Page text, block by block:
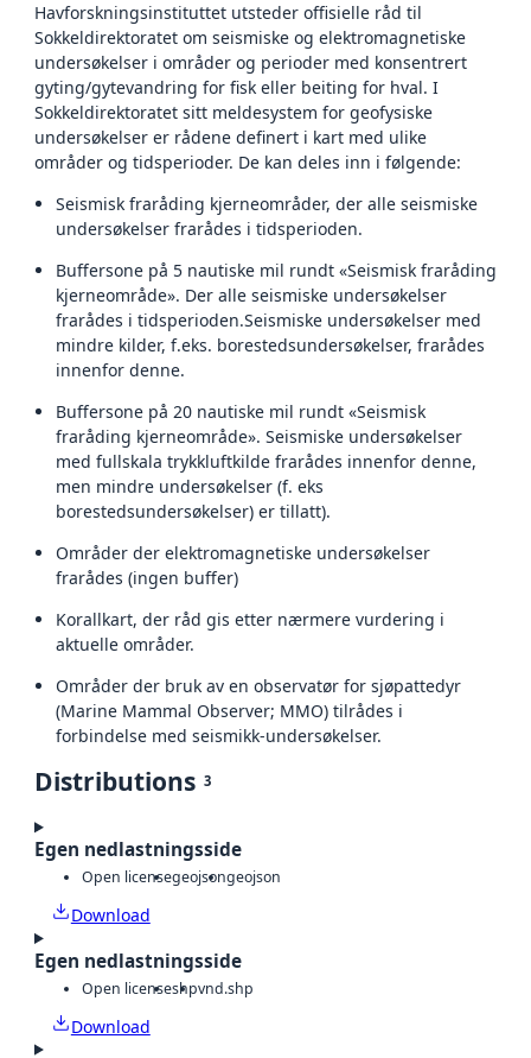
Havforskningsinstituttet utsteder offisielle råd til
Sokkeldirektoratet om seismiske og elektromagnetiske
undersøkelser i områder og perioder med konsentrert
gyting/gytevandring for fisk eller beiting for hval. I
Sokkeldirektoratet sitt meldesystem for geofysiske
undersøkelser er rådene definert i kart med ulike
områder og tidsperioder. De kan deles inn i følgende:
Seismisk fraråding kjerneområder, der alle seismiske
undersøkelser frarådes i tidsperioden.
Buffersone på 5 nautiske mil rundt «Seismisk fraråding
kjerneområde». Der alle seismiske undersøkelser
frarådes i tidsperioden.Seismiske undersøkelser med
mindre kilder, f.eks. borestedsundersøkelser, frarådes
innenfor denne.
Buffersone på 20 nautiske mil rundt «Seismisk
fraråding kjerneområde». Seismiske undersøkelser
med fullskala trykkluftkilde frarådes innenfor denne,
men mindre undersøkelser (f. eks
borestedsundersøkelser) er tillatt).
Områder der elektromagnetiske undersøkelser
frarådes (ingen buffer)
Korallkart, der råd gis etter nærmere vurdering i
aktuelle områder.
Områder der bruk av en observatør for sjøpattedyr
(Marine Mammal Observer; MMO) tilrådes i
forbindelse med seismikk-undersøkelser.
Distributions 3
Egen nedlastningsside
Open licensegeojsongeojson
Download
Egen nedlastningsside
Open licenseshpvnd.shp
Download